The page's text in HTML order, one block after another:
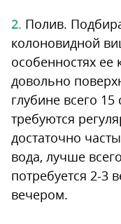
Полив.
колоновидной
особенностях ее
довольно
глубине всего
требуются
достаточно
вода, лучше
потребуется 2-3
вечером.